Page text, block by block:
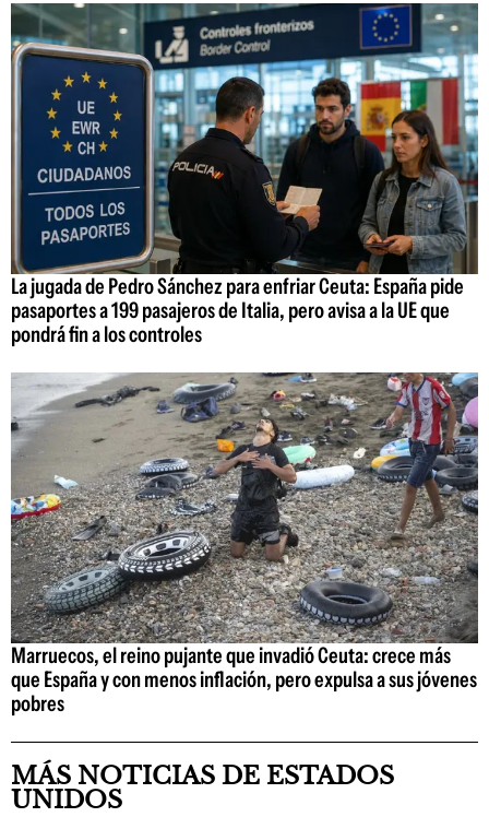
La jugada de Pedro Sánchez para enfriar Ceuta: España pide
pasaportes a 199 pasajeros de Italia, pero avisa a la UE que
pondrá fin a los controles
Marruecos, el reino pujante que invadió Ceuta: crece más
que España y con menos inflación, pero expulsa a sus jóvenes
pobres
MÁS NOTICIAS DE ESTADOS
UNIDOS